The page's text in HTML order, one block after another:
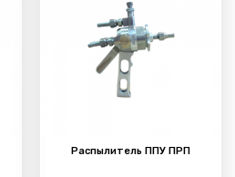
Распылитель ППУ ПРП